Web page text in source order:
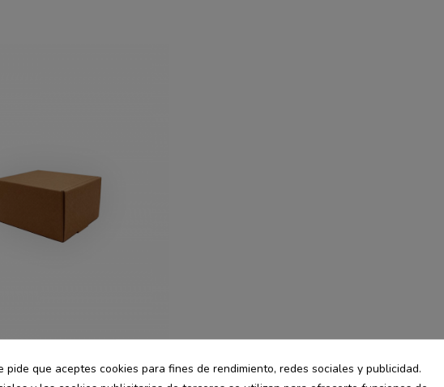
desde
pide que aceptes cookies para fines de rendimiento, redes sociales y publicidad.